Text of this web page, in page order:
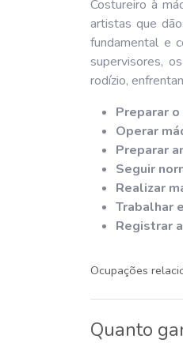
Costureiro à
artistas que
fundamental e
supervisores,
rodízio,
Preparar
Operar
Preparar
Seguir
Realizar
Trabalhar
Registrar
Ocupações
Quanto